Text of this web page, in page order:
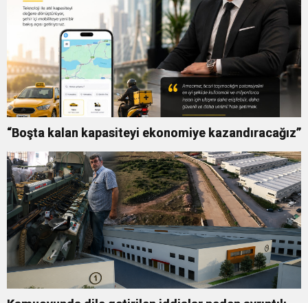
“Boşta kalan kapasiteyi ekonomiye kazandıracağız”